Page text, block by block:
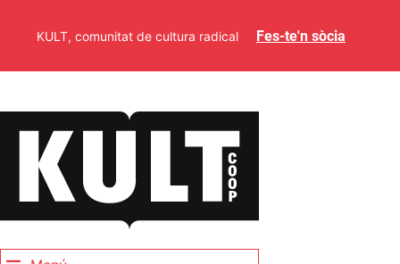
KULT, comunitat de cultura radical Fes-te'n sòcia